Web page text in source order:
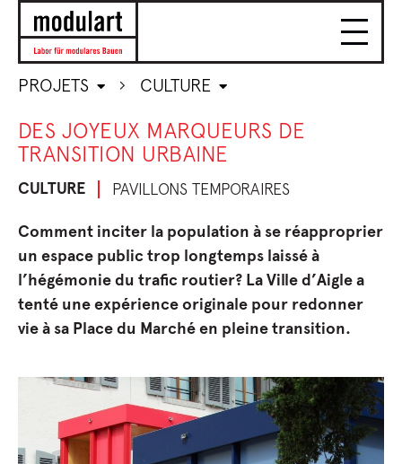
PROJETS CULTURE
DES JOYEUX MARQUEURS DE
TRANSITION URBAINE
CULTURE PAVILLONS TEMPORAIRES
Comment inciter la population à se réapproprier
un espace public trop longtemps laissé à
l’hégémonie du trafic routier? La Ville d’Aigle a
tenté une expérience originale pour redonner
vie à sa Place du Marché en pleine transition.